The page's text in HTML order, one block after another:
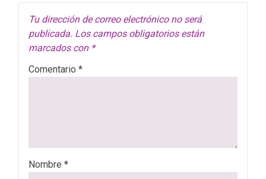
Tu dirección de correo electrónico no será
publicada. Los campos obligatorios están
marcados con *
Comentario *
Nombre *